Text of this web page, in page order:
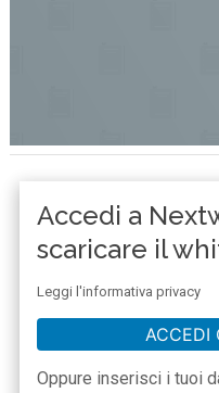
Accedi a
scaricare il
Leggi l'informativa privacy
ACCEDI
Oppure inserisci i tuoi